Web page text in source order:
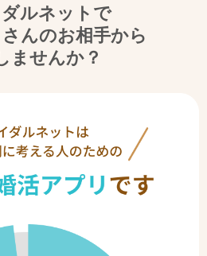
ルネットで
んのお相手から
ませんか？